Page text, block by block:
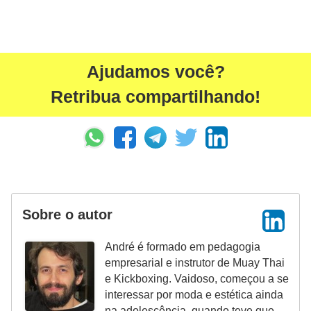
Ajudamos você?
Retribua compartilhando!
Sobre o autor
André é formado em pedagogia
empresarial e instrutor de Muay Thai
e Kickboxing. Vaidoso, começou a se
interessar por moda e estética ainda